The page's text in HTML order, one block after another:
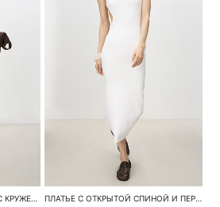
ЮБКА МИНИ ИЗ 100% ЛЬНА С КРУЖЕВОМ ПЛАТЬЕ С ОТКРЫТОЙ СПИНОЙ И ПЕРЕМЫЧКОЙ